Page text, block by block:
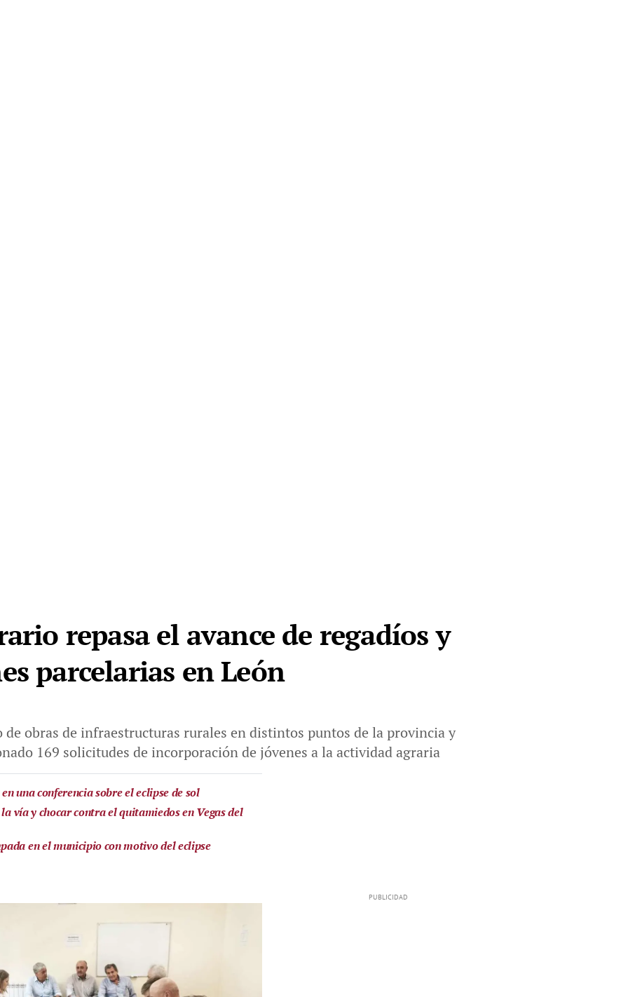
repasa el avance de regadíos y
parcelarias en León
de obras de infraestructuras rurales en distintos puntos de la provincia y
169 solicitudes de incorporación de jóvenes a la actividad agraria
una conferencia sobre el eclipse de sol
vía y chocar contra el quitamiedos en Vegas del
en el municipio con motivo del eclipse